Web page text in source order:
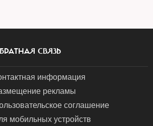
СВЯЗЬ
информация
рекламы
соглашение
мобильных устройств